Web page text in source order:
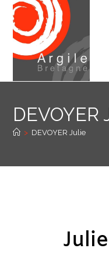
DEVOYER
> DEVOYER Julie